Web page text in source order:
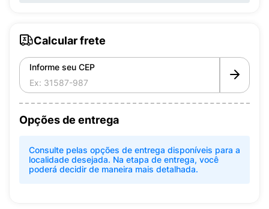
Calcular frete
Informe seu CEP
Opções de entrega
Consulte pelas opções de entrega disponíveis para a
localidade desejada. Na etapa de entrega, você
poderá decidir de maneira mais detalhada.